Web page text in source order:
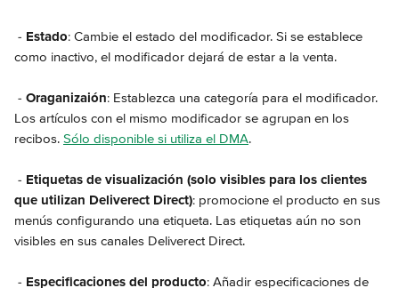
- Estado: Cambie el estado del modificador. Si se establece
como inactivo, el modificador dejará de estar a la venta.
- Oraganizaión: Establezca una categoría para el modificador.
Los artículos con el mismo modificador se agrupan en los
recibos. Sólo disponible si utiliza el DMA.
- Etiquetas de visualización (solo visibles para los clientes
que utilizan Deliverect Direct): promocione el producto en sus
menús configurando una etiqueta. Las etiquetas aún no son
visibles en sus canales Deliverect Direct.
- Especificaciones del producto: Añadir especificaciones de